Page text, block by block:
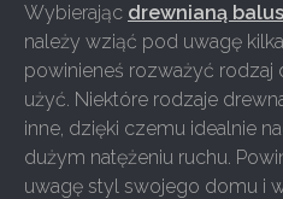
Wybierając drewnianą
należy wziąć pod uwagę
powinieneś rozważyć rodzaj
użyć. Niektóre rodzaje
inne, dzięki czemu idealnie
dużym natężeniu ruchu.
uwagę styl swojego domu i